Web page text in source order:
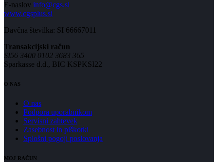
E-naslov info@cgs.si
www.cgsplus.si
Davčna številka: SI 66667011
Transakcijski račun
SI56 3400 0102 3683 365
Sparkasse d.d., BIC KSPKSI22
O NAS
O nas
Podpora uporabnikom
Servisni zahtevek
Zasebnost in piškotki
Splošni pogoji poslovanja
MOJ RAČUN